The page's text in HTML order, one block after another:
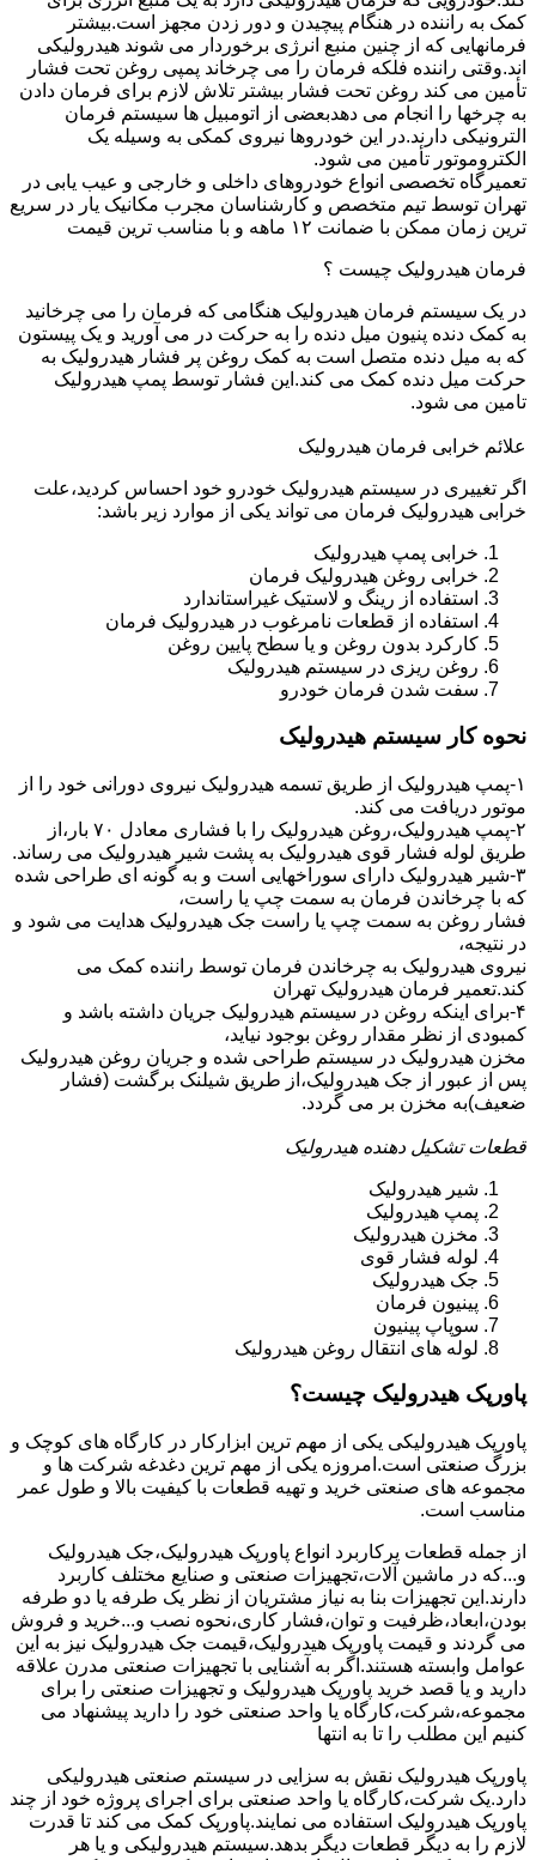
کمک به راننده در هنگام پیچیدن و دور زدن مجهز است.بیشتر
فرمانهایی که از چنین منبع انرژی برخوردار می شوند هیدرولیکی
اند.وقتی راننده فلکه فرمان را می چرخاند پمپی روغن تحت فشار
تأمین می کند روغن تحت فشار بیشتر تلاش لازم برای فرمان دادن
به چرخها را انجام می دهدبعضی از اتومبیل ها سیستم فرمان
الترونیکی دارند.در این خودروها نیروی کمکی به وسیله یک
الکتروموتور تأمین می شود.
تعمیرگاه تخصصی انواع خودروهای داخلی و خارجی و عیب یابی در
تهران توسط تیم متخصص و کارشناسان مجرب مکانیک یار در سریع
ترین زمان ممکن با ضمانت ۱۲ ماهه و با مناسب ترین قیمت
فرمان هیدرولیک چیست ؟
در یک سیستم فرمان هیدرولیک هنگامی که فرمان را می چرخانید
به کمک دنده پنیون میل دنده را به حرکت در می آورید و یک پیستون
که به میل دنده متصل است به کمک روغن پر فشار هیدرولیک به
حرکت میل دنده کمک می کند.این فشار توسط پمپ هیدرولیک
تامین می شود.
علائم خرابی فرمان هیدرولیک
اگر تغییری در سیستم هیدرولیک خودرو خود احساس کردید،علت
خرابی هیدرولیک فرمان می تواند یکی از موارد زیر باشد:
خرابی پمپ هیدرولیک
خرابی روغن هیدرولیک فرمان
استفاده از رینگ و لاستیک غیراستاندارد
استفاده از قطعات نامرغوب در هیدرولیک فرمان
کارکرد بدون روغن و یا سطح پایین روغن
روغن ریزی در سیستم هیدرولیک
سفت شدن فرمان خودرو
نحوه کار سیستم هیدرولیک
۱-پمپ هیدرولیک از طریق تسمه هیدرولیک نیروی دورانی خود را از
موتور دریافت می کند.
۲-پمپ هیدرولیک،روغن هیدرولیک را با فشاری معادل ۷۰ بار،از
طریق لوله فشار قوی هیدرولیک به پشت شیر هیدرولیک می رساند.
۳-شیر هیدرولیک دارای سوراخهایی است و به گونه ای طراحی شده
که با چرخاندن فرمان به سمت چپ یا راست،
فشار روغن به سمت چپ یا راست جک هیدرولیک هدایت می شود و
در نتیجه،
نیروی هیدرولیک به چرخاندن فرمان توسط راننده کمک می
کند.تعمیر فرمان هیدرولیک تهران
۴-برای اینکه روغن در سیستم هیدرولیک جریان داشته باشد و
کمبودی از نظر مقدار روغن بوجود نیاید،
مخزن هیدرولیک در سیستم طراحی شده و جریان روغن هیدرولیک
پس از عبور از جک هیدرولیک،از طریق شیلنک برگشت (فشار
ضعیف)به مخزن بر می گردد.
قطعات تشکیل دهنده هیدرولیک
شیر هیدرولیک
پمپ هیدرولیک
مخزن هیدرولیک
لوله فشار قوی
جک هیدرولیک
پینیون فرمان
سوپاپ پینیون
لوله های انتقال روغن هیدرولیک
پاورپک هیدرولیک چیست؟
پاورپک هیدرولیکی یکی از مهم ترین ابزارکار در کارگاه های کوچک و
بزرگ صنعتی است.امروزه یکی از مهم ترین دغدغه شرکت ها و
مجموعه های صنعتی خرید و تهیه قطعات با کیفیت بالا و طول عمر
مناسب است.
از جمله قطعات پرکاربرد انواع پاورپک هیدرولیک،جک هیدرولیک
و...که در ماشین آلات،تجهیزات صنعتی و صنایع مختلف کاربرد
دارند.این تجهیزات بنا به نیاز مشتریان از نظر یک طرفه یا دو طرفه
بودن،ابعاد،ظرفیت و توان،فشار کاری،نحوه نصب و...خرید و فروش
می گردند و قیمت پاورپک هیدرولیک،قیمت جک هیدرولیک نیز به این
عوامل وابسته هستند.اگر به آشنایی با تجهیزات صنعتی مدرن علاقه
دارید و یا قصد خرید پاورپک هیدرولیک و تجهیزات صنعتی را برای
مجموعه،شرکت،کارگاه یا واحد صنعتی خود را دارید پیشنهاد می
کنیم این مطلب را تا به انتها
پاورپک هیدرولیک نقش به سزایی در سیستم صنعتی هیدرولیکی
دارد.یک شرکت،کارگاه یا واحد صنعتی برای اجرای پروژه خود از چند
پاورپک هیدرولیک استفاده می نمایند.پاورپک کمک می کند تا قدرت
لازم را به دیگر قطعات دیگر بدهد.سیستم هیدرولیکی و یا هر